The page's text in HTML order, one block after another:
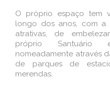
O próprio espaço tem
longo dos anos, com a
atrativas, de
próprio Santuário
nomeadamente através
de parques de
merendas.